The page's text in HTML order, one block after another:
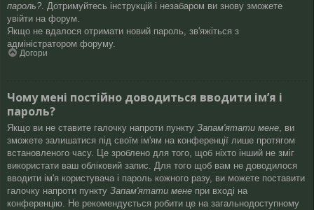
пароль? . Дотримуйтесь інструкцій і незабаром ви знову зможете
увійти на форум.
Якщо не вдалося отримати новий пароль, зв'яжіться з
адміністратором форуму.
Догори
Чому мені постійно доводиться вводити ім’я і
пароль?
Якщо ви не ставите галочку напроти пункту Запам'ятати мене, ви
зможете залишатися під своїм ім'ям на конференції лише протягом
встановленого часу. Це зроблено для того, щоб ніхто інший не зміг
використати ваш обліковий запис. Для того щоб вам не доводилося
вводити ім'я користувача і пароль кожного разу, ви можете поставити
галочку напроти пункту Запам'ятати мене при вході на
конференцію. Не рекомендується робити це на загальнодоступному